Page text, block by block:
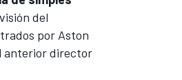
del
por Aston
anterior director